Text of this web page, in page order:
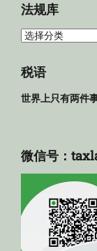
法规库
法
库
税语
世界上只有两件
微信号：